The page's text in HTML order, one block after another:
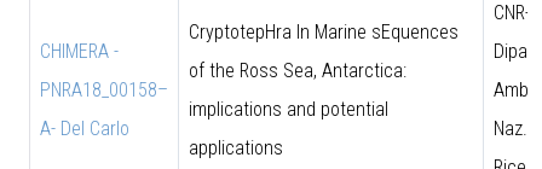
CHIMERA -
PNRA18_00158–
A- Del Carlo
CryptotepHra In Marine sEquences
of the Ross Sea, Antarctica:
implications and potential
applications
CNR-
Amb.
Naz.